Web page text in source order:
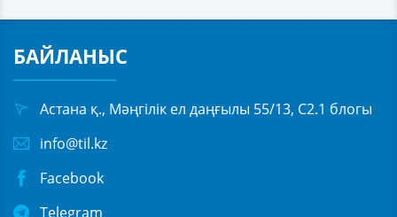
БАЙЛАНЫС
Астана қ., Мәңгілік ел даңғылы 55/13, С2.1 блогы
info@til.kz
Facebook
Telegram